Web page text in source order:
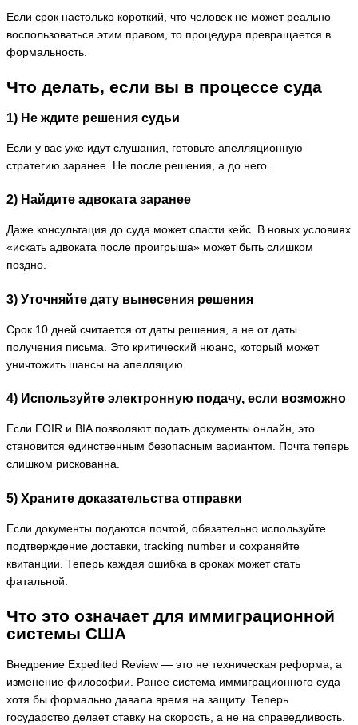
Если срок настолько короткий, что человек не может реально
воспользоваться этим правом, то процедура превращается в
формальность.
Что делать, если вы в процессе суда
1) Не ждите решения судьи
Если у вас уже идут слушания, готовьте апелляционную
стратегию заранее. Не после решения, а до него.
2) Найдите адвоката заранее
Даже консультация до суда может спасти кейс. В новых условиях
«искать адвоката после проигрыша» может быть слишком
поздно.
3) Уточняйте дату вынесения решения
Срок 10 дней считается от даты решения, а не от даты
получения письма. Это критический нюанс, который может
уничтожить шансы на апелляцию.
4) Используйте электронную подачу, если возможно
Если EOIR и BIA позволяют подать документы онлайн, это
становится единственным безопасным вариантом. Почта теперь
слишком рискованна.
5) Храните доказательства отправки
Если документы подаются почтой, обязательно используйте
подтверждение доставки, tracking number и сохраняйте
квитанции. Теперь каждая ошибка в сроках может стать
фатальной.
Что это означает для иммиграционной
системы США
Внедрение Expedited Review — это не техническая реформа, а
изменение философии. Ранее система иммиграционного суда
хотя бы формально давала время на защиту. Теперь
государство делает ставку на скорость, а не на справедливость.